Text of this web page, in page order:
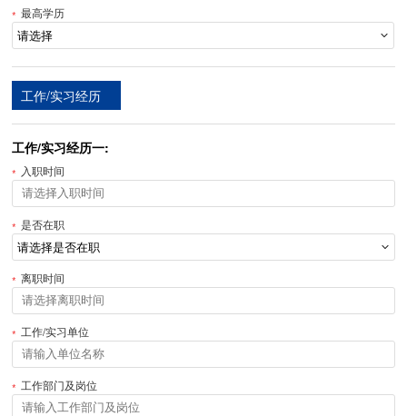
最高学历
工作/实习经历
工作/实习经历一:
入职时间
是否在职
离职时间
工作/实习单位
工作部门及岗位